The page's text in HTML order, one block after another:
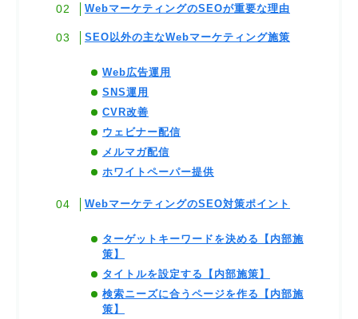
WebマーケティングのSEOが重要な理由
SEO以外の主なWebマーケティング施策
Web広告運用
SNS運用
CVR改善
ウェビナー配信
メルマガ配信
ホワイトペーパー提供
WebマーケティングのSEO対策ポイント
ターゲットキーワードを決める【内部施
策】
タイトルを設定する【内部施策】
検索ニーズに合うページを作る【内部施
策】